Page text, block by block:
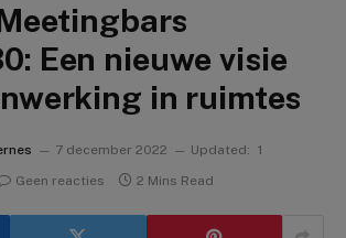
Een nieuwe visie
in ruimtes
7 december 2022 Updated: 1
Geen reacties 2 Mins Read